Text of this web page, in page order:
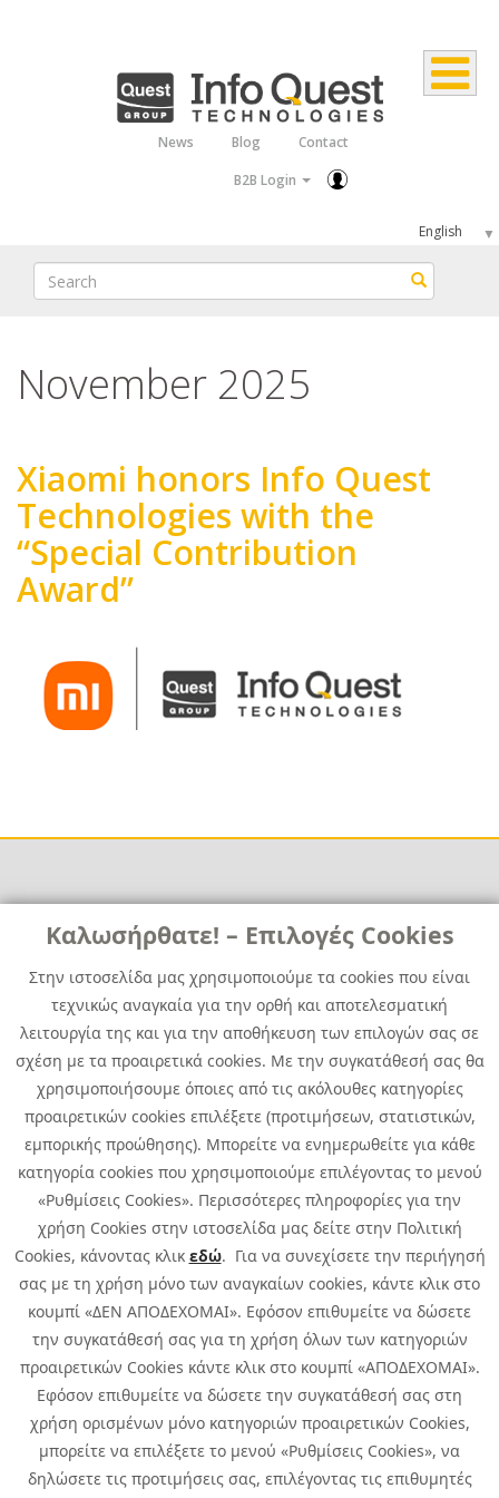
Καλωσήρθατε! – Επιλογές Cookies
Στην ιστοσελίδα μας χρησιμοποιούμε τα cookies που είναι
τεχνικώς αναγκαία για την ορθή και αποτελεσματική
λειτουργία της και για την αποθήκευση των επιλογών σας σε
σχέση με τα προαιρετικά cookies. Με την συγκατάθεσή σας θα
χρησιμοποιήσουμε όποιες από τις ακόλουθες κατηγορίες
προαιρετικών cookies επιλέξετε (προτιμήσεων, στατιστικών,
εμπορικής προώθησης). Μπορείτε να ενημερωθείτε για κάθε
κατηγορία cookies που χρησιμοποιούμε επιλέγοντας το μενού
«Ρυθμίσεις Cookies». Περισσότερες πληροφορίες για την
χρήση Cookies στην ιστοσελίδα μας δείτε στην Πολιτική
Cookies, κάνοντας κλικ εδώ. Για να συνεχίσετε την περιήγησή
σας με τη χρήση μόνο των αναγκαίων cookies, κάντε κλικ στο
κουμπί «ΔΕΝ ΑΠΟΔΕΧΟΜΑΙ». Εφόσον επιθυμείτε να δώσετε
την συγκατάθεσή σας για τη χρήση όλων των κατηγοριών
προαιρετικών Cookies κάντε κλικ στο κουμπί «ΑΠΟΔΕΧΟΜΑΙ».
Εφόσον επιθυμείτε να δώσετε την συγκατάθεσή σας στη
χρήση ορισμένων μόνο κατηγοριών προαιρετικών Cookies,
μπορείτε να επιλέξετε το μενού «Ρυθμίσεις Cookies», να
δηλώσετε τις προτιμήσεις σας, επιλέγοντας τις επιθυμητές
News Blog
Contact
B2B Login
Select
your
language
Search Search
November 2025
Xiaomi honors Info Quest
Technologies with the
“Special Contribution
Award”
Χρήσιμα
News
Media Kit
Career
Quest Group